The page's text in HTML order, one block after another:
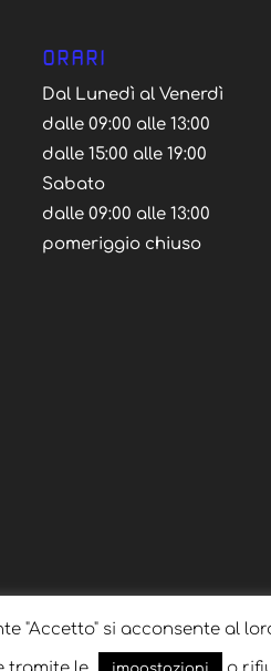
ORARI
Dal Lunedì al Venerdì
dalle 09:00 alle 13:00
dalle 15:00 alle 19:00
Sabato
dalle 09:00 alle 13:00
pomeriggio chiuso
"Accetto" si acconsente al